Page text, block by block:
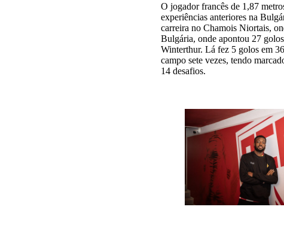
O jogador francês de 1,87
experiências anteriores na
carreira no Chamois Niortais,
Bulgária, onde apontou 27
Winterthur. Lá fez 5 golos em
campo sete vezes, tendo
14 desafios.